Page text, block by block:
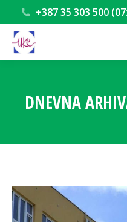
+387 35 303 500
DNEVNA